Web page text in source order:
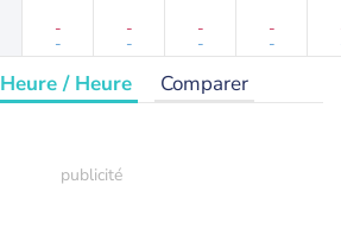
-
-
-
-
-
-
-
-
Heure / Heure Comparer